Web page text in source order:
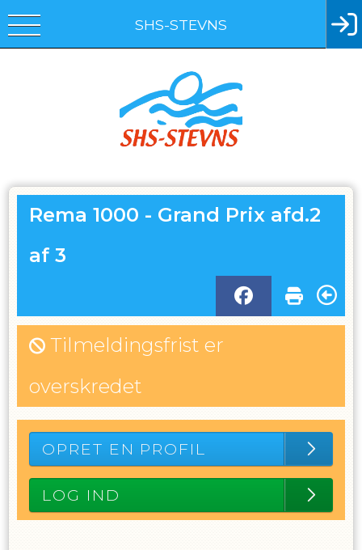
SHS-STEVNS
Rema 1000 - Grand Prix afd.2
af 3
Tilmeldingsfrist er
overskredet
OPRET EN PROFIL
LOG IND